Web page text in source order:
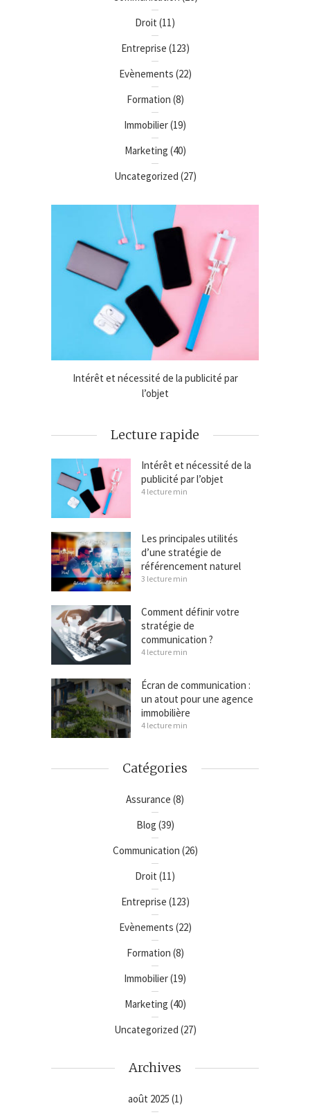
Droit (11)
Entreprise (123)
Evènements (22)
Formation (8)
Immobilier(19)
Marketing (40)
Uncategorized (27)
Intérêt et nécessité de la publicité par
l’objet
Lecture rapide
Intérêt et nécessité de la
publicité par l’objet
4 lecture min
Les principales utilités
d’une stratégie de
référencement naturel
3 lecture min
Comment définir votre
stratégie de
communication ?
4 lecture min
Écran de communication :
un atout pour une agence
immobilière
4 lecture min
Catégories
Assurance (8)
Blog (39)
Communication (26)
Droit (11)
Entreprise (123)
Evènements (22)
Formation (8)
Immobilier(19)
Marketing (40)
Uncategorized (27)
Archives
août 2025 (1)